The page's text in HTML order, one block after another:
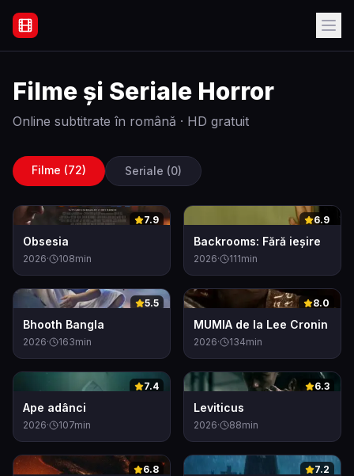
Filme Online Subtitrate - Acasă
Filme și Seriale Horror
Online subtitrate în română · HD gratuit
Filme (72) Seriale (0)
0 7.9
Obsesia
2026· 108min
0 6.9
Backrooms: Fără ieșire
2026· 111min
0 5.5
Bhooth Bangla
2026· 163min
0 8.0
MUMIA de la Lee Cronin
2026· 134min
7.4
Ape adânci
2026· 107min
0 6.3
Leviticus
2026· 88min
0 6.8 0 7.2